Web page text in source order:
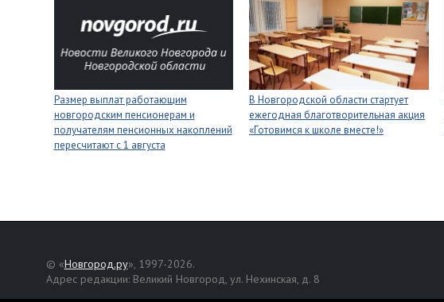
Размер выплат работающим
новгородским пенсионерам и
получателям пенсионных накоплений
пересчитают с 1 августа
В Новгородской области стартует
ежегодная благотворительная акция
«Готовимся к школе вместе!»
© «Новгород.ру», 1997-2026.
Адрес редакции: Великий Новгород, ул. Нехинская, д. 8